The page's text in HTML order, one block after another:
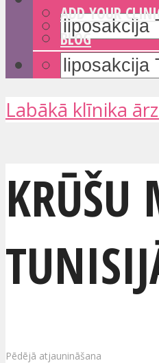
ADD YOUR
BLOG
Labākā klīnika
Pēdējā atjaunināšana